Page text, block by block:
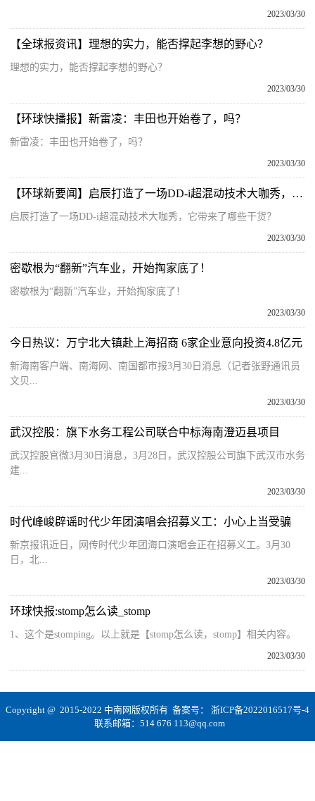
2023/03/30
【全球报资讯】理想的实力，能否撑起李想的野心？
理想的实力，能否撑起李想的野心？
2023/03/30
【环球快播报】新雷凌：丰田也开始卷了，吗？
新雷凌：丰田也开始卷了，吗？
2023/03/30
【环球新要闻】启辰打造了一场DD-i超混动技术大咖秀，它带来了哪些干货？
启辰打造了一场DD-i超混动技术大咖秀，它带来了哪些干货？
2023/03/30
密歇根为“翻新”汽车业，开始掏家底了！
密歇根为“翻新”汽车业，开始掏家底了！
2023/03/30
今日热议：万宁北大镇赴上海招商 6家企业意向投资4.8亿元
新海南客户端、南海网、南国都市报3月30日消息（记者张野通讯员
文贝...
2023/03/30
武汉控股：旗下水务工程公司联合中标海南澄迈县项目
武汉控股官微3月30日消息，3月28日，武汉控股公司旗下武汉市水务
建...
2023/03/30
时代峰峻辟谣时代少年团演唱会招募义工：小心上当受骗
新京报讯近日，网传时代少年团海口演唱会正在招募义工。3月30
日，北...
2023/03/30
环球快报:stomp怎么读_stomp
1、这个是stomping。以上就是【stomp怎么读，stomp】相关内容。
2023/03/30
Copyright @ 2015-2022 中南网版权所有 备案号： 浙ICP备2022016517号-4
联系邮箱：514 676 113@qq.com